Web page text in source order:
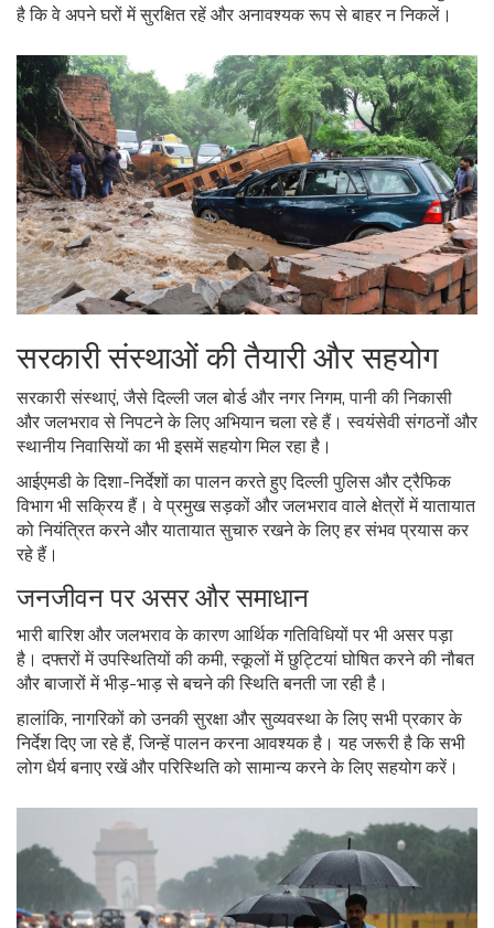
है कि वे अपने घरों में सुरक्षित रहें और अनावश्यक रूप से बाहर न निकलें।
सरकारी संस्थाओं की तैयारी और सहयोग
सरकारी संस्थाएं, जैसे दिल्ली जल बोर्ड और नगर निगम, पानी की निकासी
और जलभराव से निपटने के लिए अभियान चला रहे हैं। स्वयंसेवी संगठनों और
स्थानीय निवासियों का भी इसमें सहयोग मिल रहा है।
आईएमडी के दिशा-निर्देशों का पालन करते हुए दिल्ली पुलिस और ट्रैफिक
विभाग भी सक्रिय हैं। वे प्रमुख सड़कों और जलभराव वाले क्षेत्रों में यातायात
को नियंत्रित करने और यातायात सुचारु रखने के लिए हर संभव प्रयास कर
रहे हैं।
जनजीवन पर असर और समाधान
भारी बारिश और जलभराव के कारण आर्थिक गतिविधियों पर भी असर पड़ा
है। दफ्तरों में उपस्थितियों की कमी, स्कूलों में छुट्टियां घोषित करने की नौबत
और बाजारों में भीड़-भाड़ से बचने की स्थिति बनती जा रही है।
हालांकि, नागरिकों को उनकी सुरक्षा और सुव्यवस्था के लिए सभी प्रकार के
निर्देश दिए जा रहे हैं, जिन्हें पालन करना आवश्यक है। यह जरूरी है कि सभी
लोग धैर्य बनाए रखें और परिस्थिति को सामान्य करने के लिए सहयोग करें।